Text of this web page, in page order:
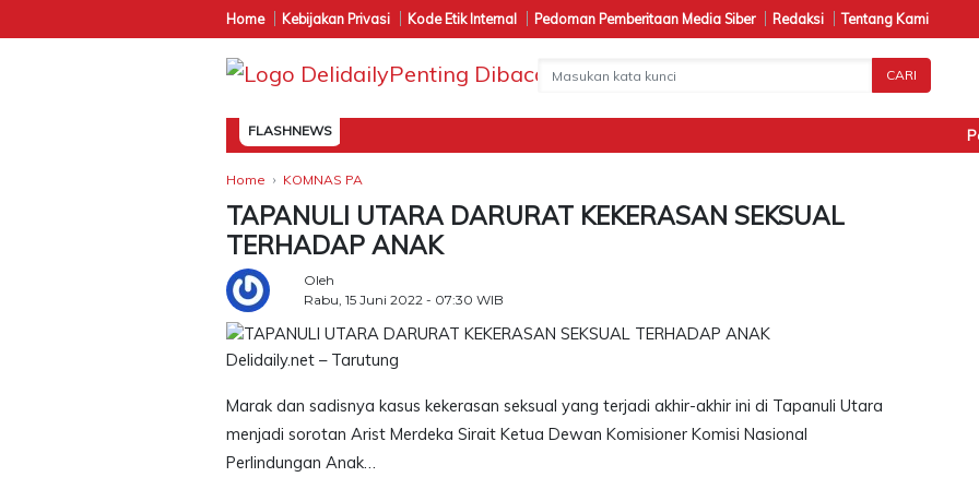
Home Kebijakan Privasi Kode Etik Internal Pedoman Pemberitaan Media Siber Redaksi Tentang Kami
CARI
FLASHNEWS
Home KOMNAS PA
TAPANULI UTARA DARURAT KEKERASAN SEKSUAL
TERHADAP ANAK
Oleh
Rabu, 15 Juni 2022 - 07:30 WIB
Delidaily.net – Tarutung
Marak dan sadisnya kasus kekerasan seksual yang terjadi akhir-akhir ini di Tapanuli Utara
menjadi sorotan Arist Merdeka Sirait Ketua Dewan Komisioner Komisi Nasional
Perlindungan Anak…